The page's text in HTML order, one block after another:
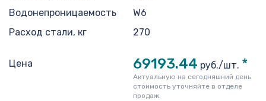
Водонепроницаемость
W6
Расход стали, кг
270
Цена 69193.44 руб./шт. *
Актуальную на сегодняшний день
стоимость уточняйте в отделе
продаж.